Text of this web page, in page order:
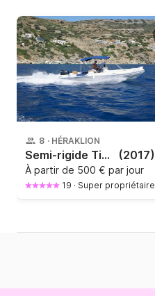
8 · HÉRAKLION
Semi-rigide Tiger Marine 625 140cv (2017)
À partir de 500 € par jour
19 · Super propriétaire